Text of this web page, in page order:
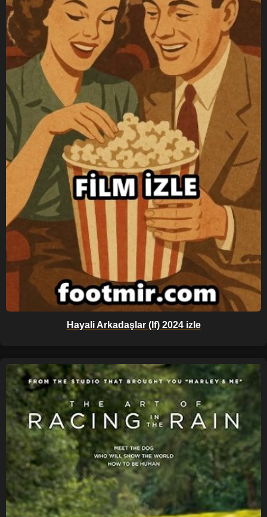
Hayali Arkadaşlar (If) 2024 izle